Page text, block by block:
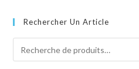
Rechercher Un Article